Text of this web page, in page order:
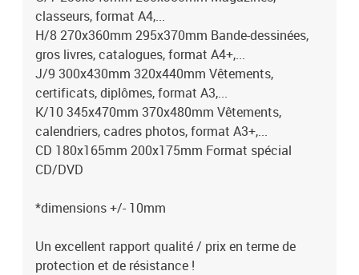
classeurs, format A4,...
H/8 270x360mm 295x370mm Bande-dessinées,
gros livres, catalogues, format A4+,...
J/9 300x430mm 320x440mm Vêtements,
certificats, diplômes, format A3,...
K/10 345x470mm 370x480mm Vêtements,
calendriers, cadres photos, format A3+,...
CD 180x165mm 200x175mm Format spécial
CD/DVD
*dimensions +/- 10mm
Un excellent rapport qualité / prix en terme de
protection et de résistance !